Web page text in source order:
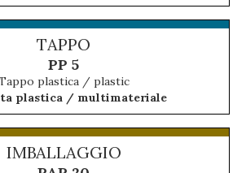
TAPPO
PP 5
plastica / plastic
plastica / multimateriale
IMBALLAGGIO